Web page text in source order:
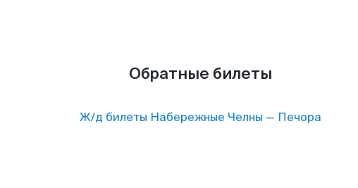
Обратные билеты
Ж/д билеты Набережные Челны — Печора